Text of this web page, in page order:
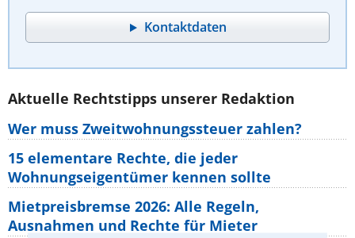
Kontaktdaten
Aktuelle Rechtstipps unserer Redaktion
Wer muss Zweitwohnungssteuer zahlen?
15 elementare Rechte, die jeder
Wohnungseigentümer kennen sollte
Mietpreisbremse 2026: Alle Regeln,
Ausnahmen und Rechte für Mieter